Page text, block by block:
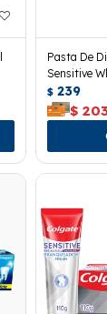
Pasta De
Sensitive
$ 239
$